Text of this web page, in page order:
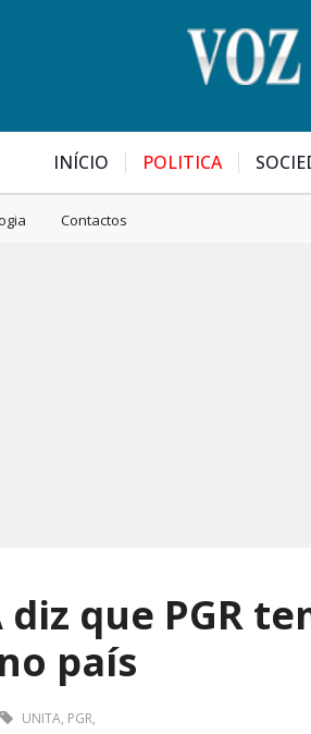
INÍCIO POLITICA
Contactos
que PGR
país
UNITA, PGR,